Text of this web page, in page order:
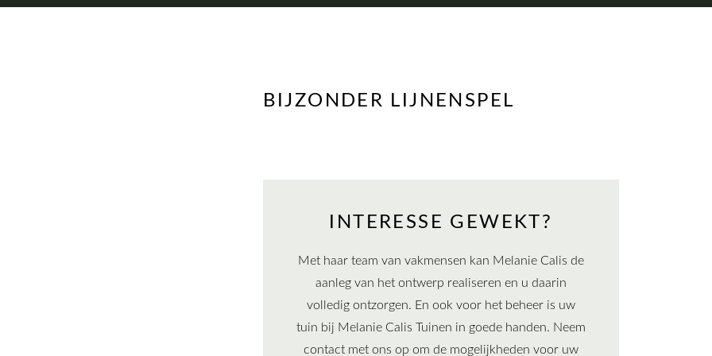
BIJZONDER LIJNENSPEL
INTERESSE GEWEKT?
Met haar team van vakmensen kan Melanie Calis de
aanleg van het ontwerp realiseren en u daarin
volledig ontzorgen. En ook voor het beheer is uw
tuin bij Melanie Calis Tuinen in goede handen. Neem
contact met ons op om de mogelijkheden voor uw